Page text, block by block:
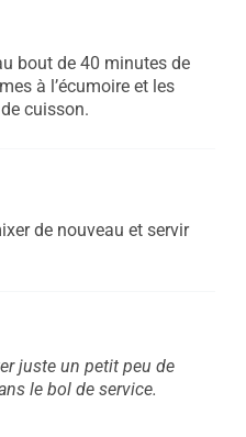
bout de 40 minutes de
à l’écumoire et les
cuisson.
de nouveau et servir
juste un petit peu de
le bol de service.